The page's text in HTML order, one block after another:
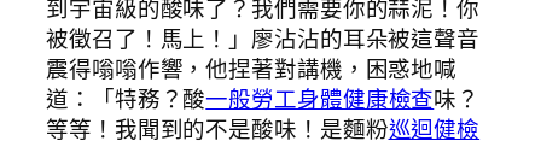
到宇宙級的酸味了？我們需要你的蒜泥！你
被徵召了！馬上！」廖沾沾的耳朵被這聲音
震得嗡嗡作響，他捏著對講機，困惑地喊
道：「特務？酸一般勞工身體健康檢查味？
等等！我聞到的不是酸味！是麵粉巡迴健檢